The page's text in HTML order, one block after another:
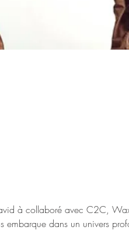
à collaboré avec C2C,
dans un univers